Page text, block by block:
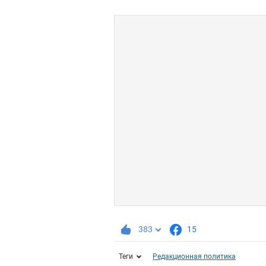
383 15
Теги Редакционная политика